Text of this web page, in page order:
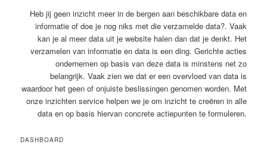
Heb jij geen inzicht meer in de bergen aan beschikbare data en
informatie of doe je nog niks met die verzamelde data?. Vaak
kan je al meer data uit je website halen dan dat je denkt. Het
verzamelen van informatie en data is een ding. Gerichte acties
ondernemen op basis van deze data is minstens net zo
belangrijk. Vaak zien we dat er een overvloed van data is
waardoor het geen of onjuiste beslissingen genomen worden. Met
onze inzichten service helpen we je om inzicht te creëren in alle
data en op basis hiervan concrete actiepunten te formuleren.
DASHBOARD